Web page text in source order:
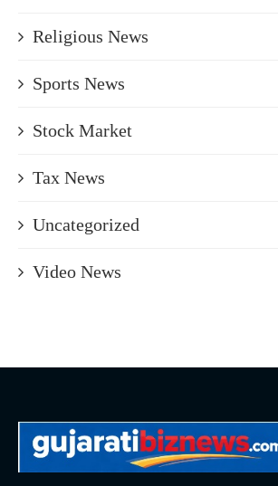
Religious News
Sports News
Stock Market
Tax News
Uncategorized
Video News